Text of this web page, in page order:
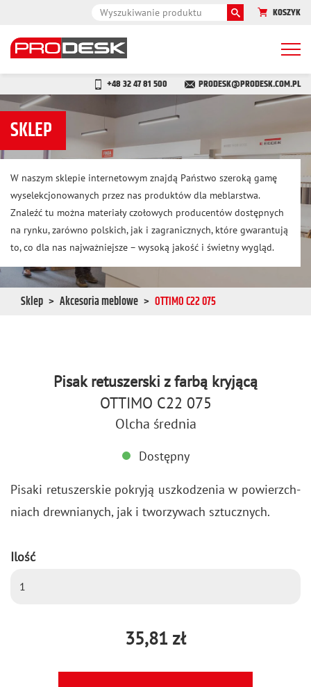
KOSZYK
+48 32 47 81 500 PRODESK@PRODESK.COM.PL
SKLEP
W naszym sklepie internetowym znajdą Państwo szeroką gamę
wyselekcjonowanych przez nas produktów dla meblarstwa.
Znaleźć tu można materiały czołowych producentów dostępnych
na rynku, zarówno polskich, jak i zagranicznych, które gwarantują
to, co dla nas najważniejsze – wysoką jakość i świetny wygląd.
Sklep Akcesoria meblowe OTTIMO C22 075
Pisak retuszerski z farbą kryjącą
OTTIMO C22 075
Olcha średnia
Dostępny
Pi­sa­ki re­tu­szer­skie po­kry­ją uszko­dze­nia w po­wierzch­
niach drew­nia­nych, jak i two­rzy­wach sztucz­nych.
Ilość
35,81 zł